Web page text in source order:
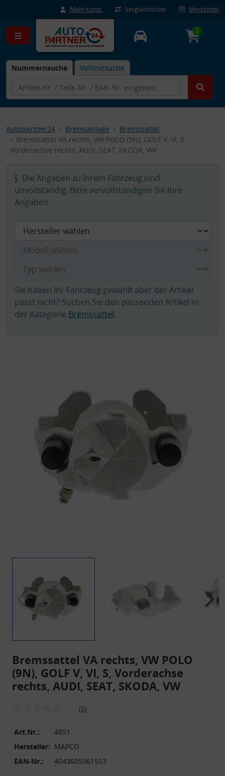
Mein Konto Vergleichsliste Merkzettel
Nummernsuche Volltextsuche
0
Autopartner24 Bremsanlage
Bremssattel
Bremssattel VA rechts, VW POLO (9N), GOLF V, VI, S,
Vorderachse rechts, AUDI, SEAT, SKODA, VW
Die Angaben zu Ihrem Fahrzeug sind
unvollständig. Bitte vervollständigen Sie Ihre
Angaben.
Sie haben Ihr Fahrzeug gewählt aber der Artikel
passt nicht? Suchen Sie den passenden Artikel in
der Kategorie Bremssattel.
Bremssattel VA rechts, VW POLO
(9N), GOLF V, VI, S, Vorderachse
rechts, AUDI, SEAT, SKODA, VW
(0)
Art.Nr.:
4851
Hersteller: MAPCO
EAN-Nr.:
4043605061553